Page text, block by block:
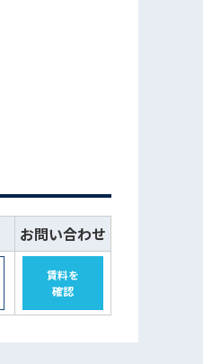
お問い合わせ
賃料を
確認